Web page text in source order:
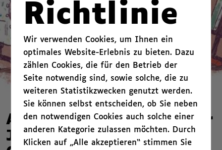
Richtlinie
Wir verwenden Cookies, um Ihnen ein
optimales Website-Erlebnis zu bieten. Dazu
zählen Cookies, die für den Betrieb der
Seite notwendig sind, sowie solche, die zu
weiteren Statistikzwecken genutzt werden.
Sie können selbst entscheiden, ob Sie neben
den notwendigen Cookies auch solche einer
anderen Kategorie zulassen möchten. Durch
Klicken auf „Alle akzeptieren“ stimmen Sie
o
n
e
n
t
.
Aktuelle Informationen der
Jugendkunstschule